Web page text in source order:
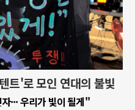
트'로 모인 연대의 불빛
··· 우리가 빛이 될게"